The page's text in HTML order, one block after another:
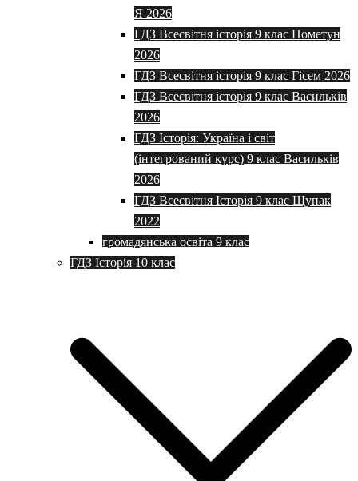
Я 2026
ГДЗ Всесвітня історія 9 клас Пометун
2026
ГДЗ Всесвітня історія 9 клас Гісем 2026
ГДЗ Всесвітня історія 9 клас Васильків
2026
ГДЗ Історія: Україна і світ
(інтегрований курс) 9 клас Васильків
2026
ГДЗ Всесвітня Історія 9 клас Щупак
2022
громадянська освіта 9 клас
ГДЗ Історія 10 клас